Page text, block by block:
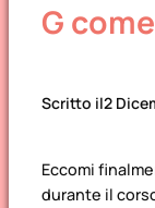
G
Scritto il2
Eccomi
durante il